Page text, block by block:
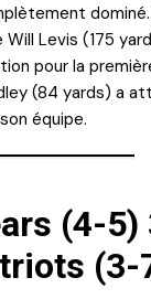
dominé.
Levis (175
pour la
(84 yards) a
équipe.
(4-5)
(3-